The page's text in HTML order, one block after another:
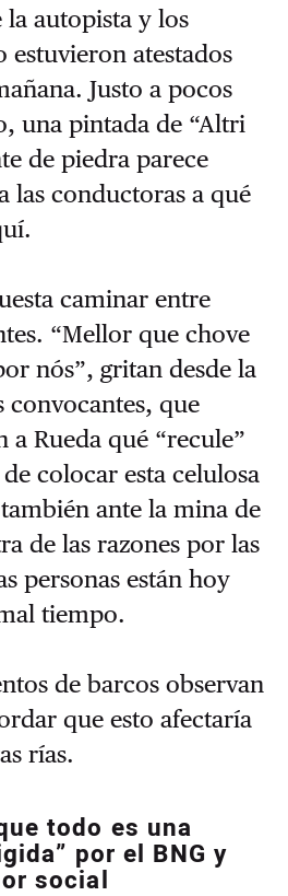
la autopista y los
estuvieron atestados
Justo a pocos
una pintada de “Altri
de piedra parece
las conductoras a qué
caminar entre
“Mellor que chove
nós”, gritan desde la
convocantes, que
a Rueda qué “recule”
colocar esta celulosa
ante la mina de
de las razones por las
personas están hoy
tiempo.
de barcos observan
que esto afectaría
rías.
todo es una
por el BNG y
social